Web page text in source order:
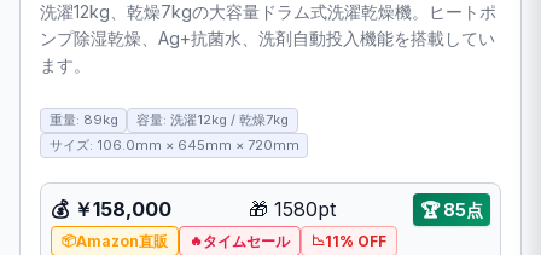
洗濯12kg、乾燥7kgの大容量ドラム式洗濯乾燥機。ヒートポ
ンプ除湿乾燥、Ag+抗菌水、洗剤自動投入機能を搭載してい
ます。
重量: 89kg
容量: 洗濯12kg / 乾燥7kg
サイズ: 106.0mm × 645mm × 720mm
💰 ￥158,000 🎁 1580pt 🏆 85点
Amazon直販 タイムセール
11% OFF